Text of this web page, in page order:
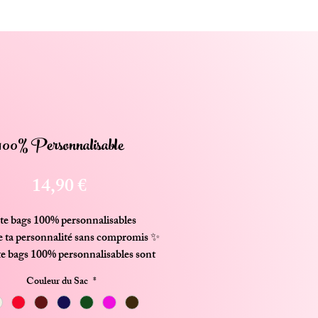
Personnalisable
14,90 €
bags 100% personnalisables
personnalité sans compromis ✨
bags100% personnalisablessont
comme de véritables supports
Phrase culte, punchline
humoristique, mot doux,
Couleur du Sac *